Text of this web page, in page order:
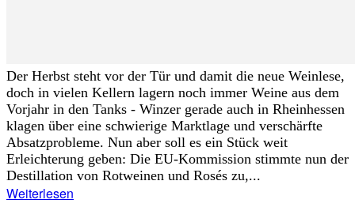
Der Herbst steht vor der Tür und damit die neue Weinlese,
doch in vielen Kellern lagern noch immer Weine aus dem
Vorjahr in den Tanks - Winzer gerade auch in Rheinhessen
klagen über eine schwierige Marktlage und verschärfte
Absatzprobleme. Nun aber soll es ein Stück weit
Erleichterung geben: Die EU-Kommission stimmte nun der
Destillation von Rotweinen und Rosés zu,...
Weiterlesen